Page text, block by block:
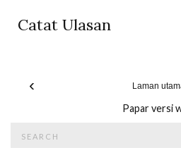
Catat Ulasan
‹ Laman
Papar versi
for: